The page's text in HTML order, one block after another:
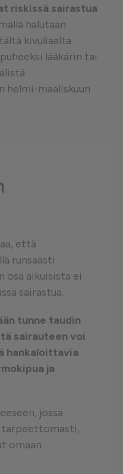
riskissä sairastua
halutaan
kivuliaalta
lääkärin tai
helmi-maaliskuun
että
runsaasti
osa aikuisista ei
sairastua.
tunne taudin
sairauteen voi
hankaloittavia
ja
jossa
tarpeettomasti,
omaan